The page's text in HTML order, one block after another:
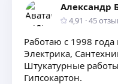
Теплый пол.
Шпаклевочные
И многое другое.
Александр
4,91 ·45
Работаю с 1998
Электрика,
Штукатурные
Гипсокартон.